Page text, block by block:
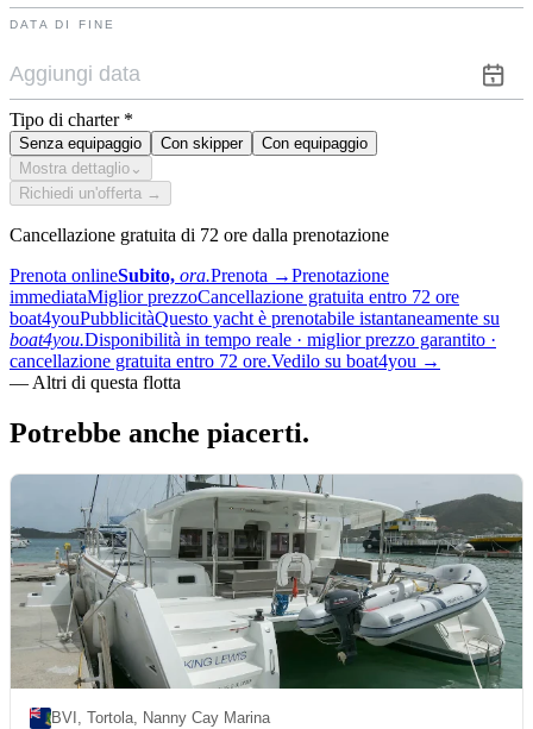
DATA DI FINE
Tipo di charter *
Senza equipaggio Con skipper
Con equipaggio
Mostra dettaglio ⌄
Richiedi un'offerta →
Cancellazione gratuita di 72 ore dalla prenotazione
Prenota onlineSubito, ora.Prenota →Prenotazione
immediataMiglior prezzoCancellazione gratuita entro 72 ore
boat4youPubblicitàQuesto yacht è prenotabile istantaneamente su
boat4you.Disponibilità in tempo reale · miglior prezzo garantito ·
cancellazione gratuita entro 72 ore.Vedilo su boat4you →
— Altri di questa flotta
Potrebbe anche piacerti.
BVI, Tortola, Nanny Cay Marina